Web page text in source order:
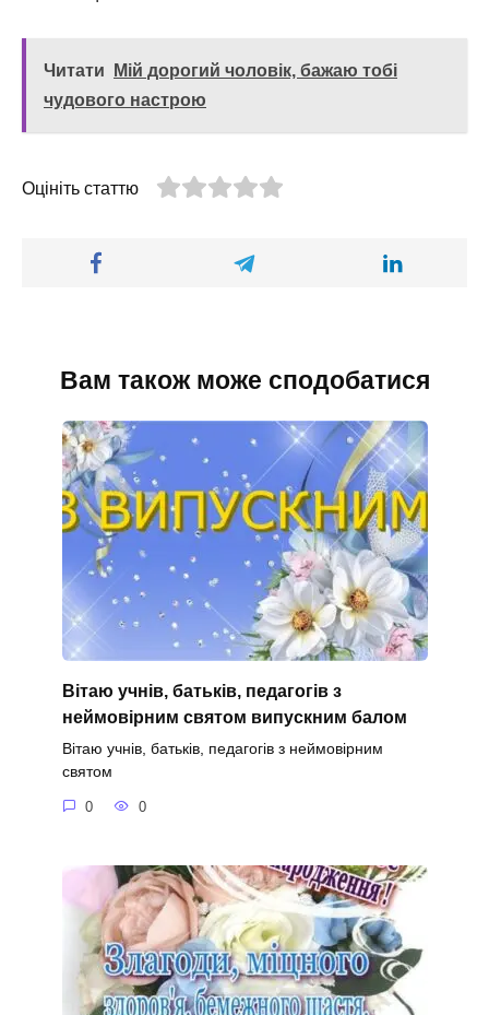
Читати
Мій дорогий чоловік, бажаю тобі
чудового настрою
Оцініть статтю
Вам також може сподобатися
Вітаю учнів, батьків, педагогів з
неймовірним святом випускним балом
Вітаю учнів, батьків, педагогів з неймовірним
святом
0 0